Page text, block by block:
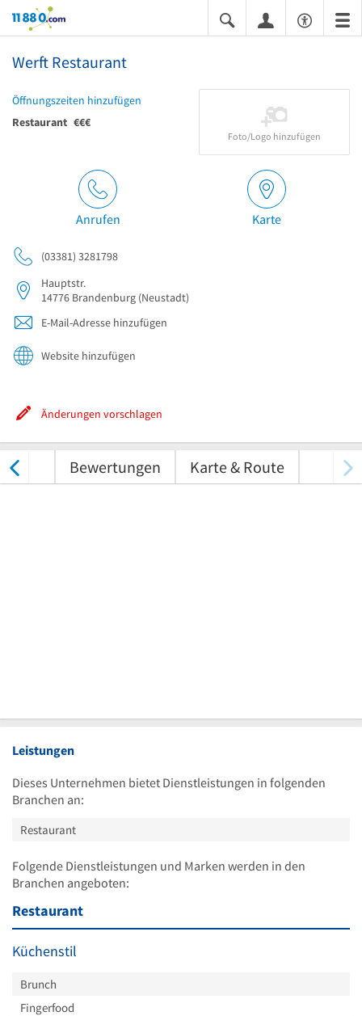
11880.com
Werft Restaurant
Öffnungszeiten hinzufügen
Restaurant €€€
Foto/Logo hinzufügen
Anrufen Karte
(03381) 3281798
Hauptstr.
14776 Brandenburg (Neustadt)
E-Mail-Adresse hinzufügen
Website hinzufügen
Änderungen vorschlagen
Bewertungen Karte & Route
Leistungen
Dieses Unternehmen bietet Dienstleistungen in folgenden
Branchen an:
Restaurant
Folgende Dienstleistungen und Marken werden in den
Branchen angeboten:
Restaurant
Küchenstil
Brunch
Fingerfood